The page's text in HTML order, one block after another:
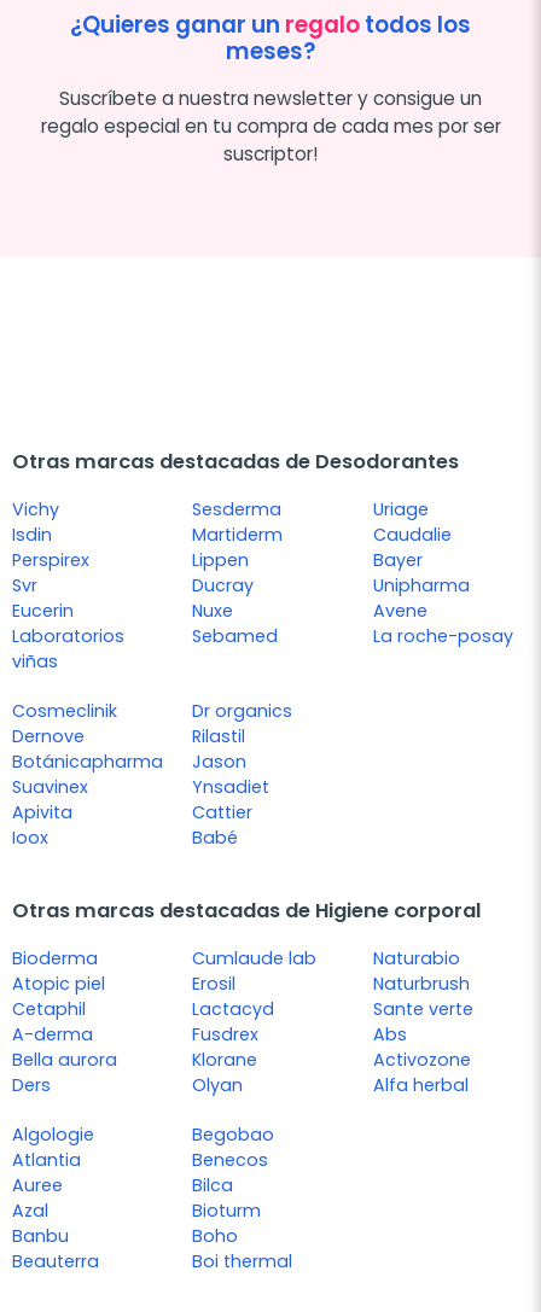
¿Quieres ganar un regalotodos los
meses?
Suscríbete a nuestra newsletter y consigue un
regalo especial en tu compra de cada mes por ser
suscriptor!
Otras marcas destacadas de Desodorantes
Vichy
Isdin
Perspirex
Svr
Eucerin
Laboratorios
viñas
Sesderma
Martiderm
Lippen
Ducray
Nuxe
Sebamed
Uriage
Caudalie
Bayer
Unipharma
Avene
La roche-posay
Cosmeclinik
Dernove
Botánicapharma
Suavinex
Apivita
Ioox
Dr organics
Rilastil
Jason
Ynsadiet
Cattier
Babé
Otras marcas destacadas de Higiene corporal
Bioderma
Atopic piel
Cetaphil
A-derma
Bella aurora
Ders
Cumlaude lab
Erosil
Lactacyd
Fusdrex
Klorane
Olyan
Naturabio
Naturbrush
Sante verte
Abs
Activozone
Alfa herbal
Algologie
Atlantia
Auree
Azal
Banbu
Beauterra
Begobao
Benecos
Bilca
Bioturm
Boho
Boi thermal